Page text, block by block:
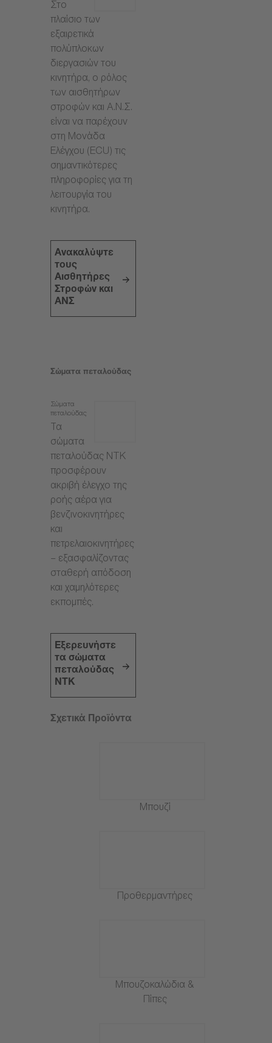
Στο
πλαίσιο των
εξαιρετικά
πολύπλοκων
διεργασιών του
κινητήρα, ο ρόλος
των αισθητήρων
στροφών και Α.Ν.Σ.
είναι να παρέχουν
στη Μονάδα
Ελέγχου (ECU) τις
σημαντικότερες
πληροφορίες για τη
λειτουργία του
κινητήρα.
Ανακαλύψτε
τους
Αισθητήρες
Στροφών και
ΑΝΣ
Σώματα πεταλούδας
Σώματα
πεταλούδας
Τα
σώματα
πεταλούδας NTK
προσφέρουν
ακριβή έλεγχο της
ροής αέρα για
βενζινοκινητήρες
και
πετρελαιοκινητήρες
– εξασφαλίζοντας
σταθερή απόδοση
και χαμηλότερες
εκπομπές.
Εξερευνήστε
τα σώματα
πεταλούδας
NTK
Σχετικά Προϊόντα
Μπουζί
Προθερμαντήρες
Μπουζοκαλώδια &
Πίπες